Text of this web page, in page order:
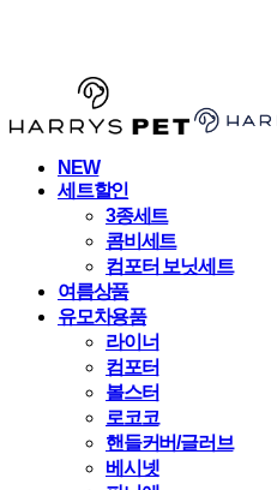
NEW
세트할인
3종세트
콤비세트
컴포터 보닛세트
여름상품
유모차용품
라이너
컴포터
볼스터
로코코
핸들커버/글러브
베시넷